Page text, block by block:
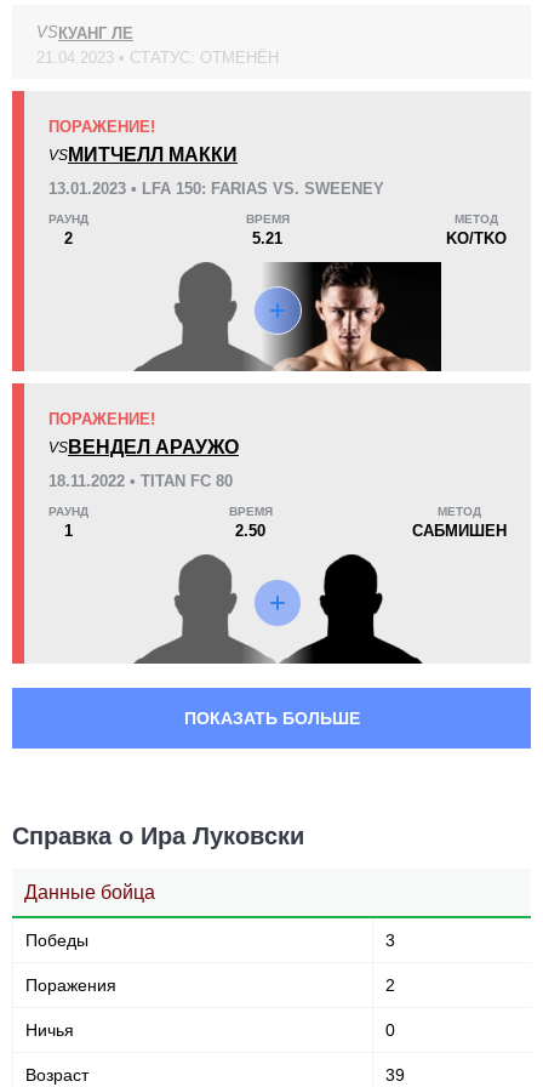
KO/TKO
РЕШ
6:1224
Статистика боев по организациям
Организация
UBCB
VSКУАНГ ЛЕ
21.04.2023 • СТАТУС: ОТМЕНЁН
ПОРАЖЕНИЕ!
VS МИТЧЕЛЛ МАККИ
13.01.2023 • LFA 150: FARIAS VS. SWEENEY
РАУНД
2
ВРЕМЯ
5.21
МЕТОД
KO/TKO
ПОРАЖЕНИЕ!
VS ВЕНДЕЛ АРАУЖО
18.11.2022 • TITAN FC 80
РАУНД
1
ВРЕМЯ
2.50
МЕТОД
САБМИШЕН
ПОКАЗАТЬ БОЛЬШЕ
Справка о Ира Луковски
Данные бойца
Победы 3
Поражения 2
Ничья 0
Возраст 39